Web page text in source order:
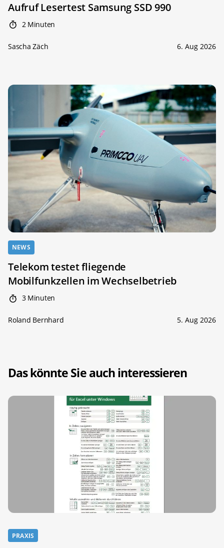
Aufruf Lesertest Samsung SSD 990
2 Minuten
Sascha Zäch 6. Aug 2026
NEWS
Telekom testet fliegende
Mobilfunkzellen im Wechselbetrieb
3 Minuten
Roland Bernhard 5. Aug 2026
Das könnte Sie auch interessieren
PRAXIS